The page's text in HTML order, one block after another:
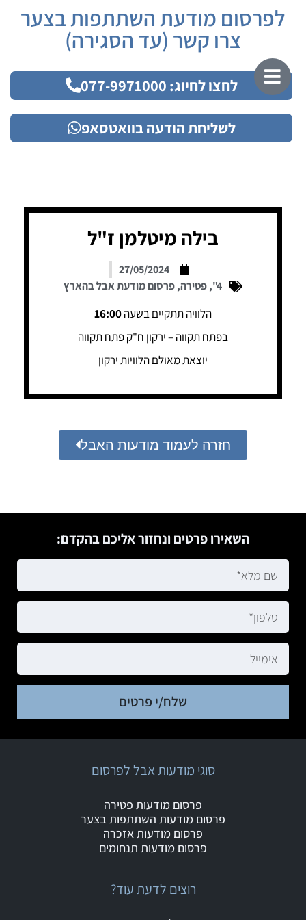
לפרסום מודעת השתתפות בצער
צרו קשר (עד הסגירה)
לחצו לחיוג: 077-9971000
לשליחת הודעה בוואטסאפ
בילה מיטלמן ז"ל
27/05/2024
4"
,פטירה,פרסום מודעת אבל בהארץ
הלוויה תתקיים בשעה16:00
בפתח תקווה – ירקון ח"ק פתח תקווה
יוצאת מאולם הלוויות ירקון
חזרה לעמוד מודעות האבל
השאירו פרטים ונחזור אליכם בהקדם:
שלח/י פרטים
רוצים לדעת עוד?
סוגי מודעות אבל לפרסום
פרסום מודעות פטירה
פרסום מודעות השתתפות בצער
פרסום מודעות אזכרה
פרסום מודעות תנחומים